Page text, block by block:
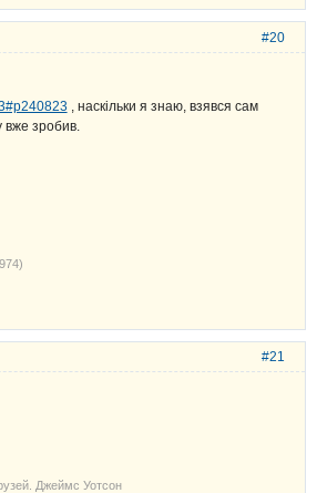
#20
, наскільки я знаю, взявся сам
вже зробив.
#21
Джеймс Уотсон